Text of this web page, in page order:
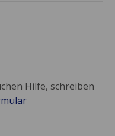
Hilfe, schreiben